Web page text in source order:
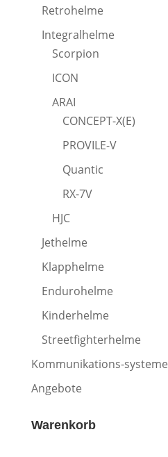
Retrohelme
Integralhelme
Scorpion
ICON
ARAI
CONCEPT-X(E)
PROVILE-V
Quantic
RX-7V
HJC
Jethelme
Klapphelme
Endurohelme
Kinderhelme
Streetfighterhelme
Kommunikations-systeme
Angebote
Warenkorb